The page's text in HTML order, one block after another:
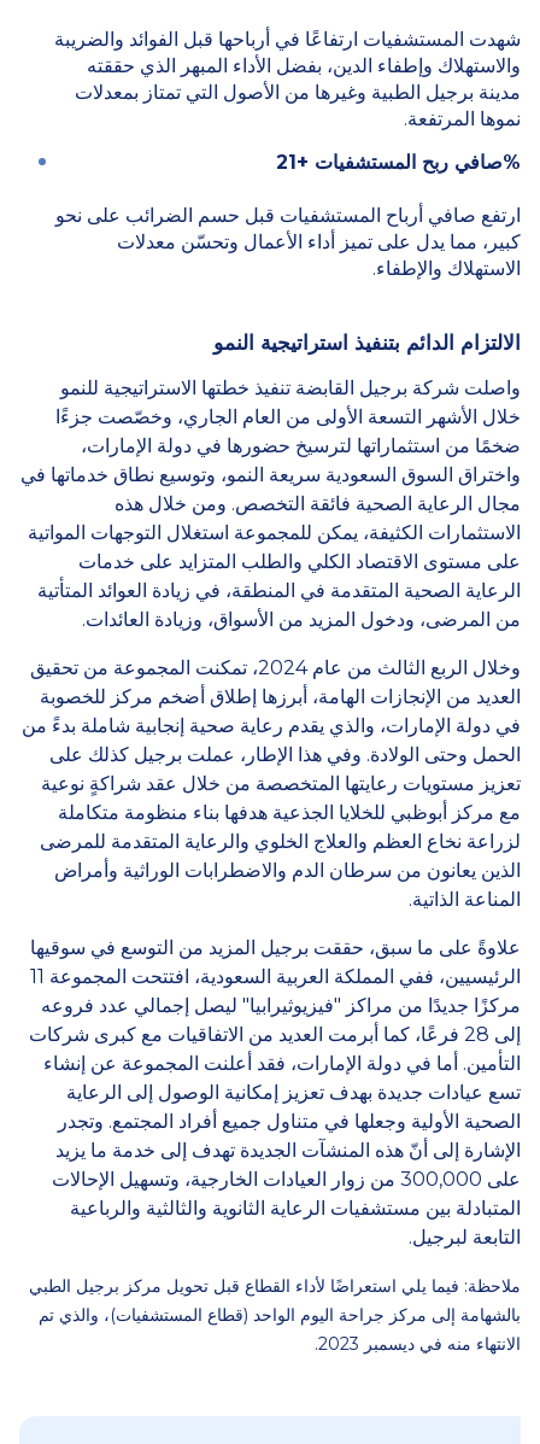
شهدت المستشفيات ارتفاعًا في أرباحها قبل الفوائد والضريبة
والاستهلاك وإطفاء الدين، بفضل الأداء المبهر الذي حققته
مدينة برجيل الطبية وغيرها من الأصول التي تمتاز بمعدلات
نموها المرتفعة.
%صافي ربح المستشفيات +21
ارتفع صافي أرباح المستشفيات قبل حسم الضرائب على نحو
كبير، مما يدل على تميز أداء الأعمال وتحسّن معدلات
الاستهلاك والإطفاء.
الالتزام الدائم بتنفيذ استراتيجية النمو
واصلت شركة برجيل القابضة تنفيذ خطتها الاستراتيجية للنمو
خلال الأشهر التسعة الأولى من العام الجاري، وخصّصت جزءًا
ضخمًا من استثماراتها لترسيخ حضورها في دولة الإمارات،
واختراق السوق السعودية سريعة النمو، وتوسيع نطاق خدماتها في
مجال الرعاية الصحية فائقة التخصص. ومن خلال هذه
الاستثمارات الكثيفة، يمكن للمجموعة استغلال التوجهات المواتية
على مستوى الاقتصاد الكلي والطلب المتزايد على خدمات
الرعاية الصحية المتقدمة في المنطقة، في زيادة العوائد المتأتية
من المرضى، ودخول المزيد من الأسواق، وزيادة العائدات.
وخلال الربع الثالث من عام 2024، تمكنت المجموعة من تحقيق
العديد من الإنجازات الهامة، أبرزها إطلاق أضخم مركز للخصوبة
في دولة الإمارات، والذي يقدم رعاية صحية إنجابية شاملة بدءً من
الحمل وحتى الولادة. وفي هذا الإطار، عملت برجيل كذلك على
تعزيز مستويات رعايتها المتخصصة من خلال عقد شراكةٍ نوعية
مع مركز أبوظبي للخلايا الجذعية هدفها بناء منظومة متكاملة
لزراعة نخاع العظم والعلاج الخلوي والرعاية المتقدمة للمرضى
الذين يعانون من سرطان الدم والاضطرابات الوراثية وأمراض
المناعة الذاتية.
علاوةً على ما سبق، حققت برجيل المزيد من التوسع في سوقيها
الرئيسيين، ففي المملكة العربية السعودية، افتتحت المجموعة 11
مركزًا جديدًا من مراكز "فيزيوثيرابيا" ليصل إجمالي عدد فروعه
إلى 28 فرعًا، كما أبرمت العديد من الاتفاقيات مع كبرى شركات
التأمين. أما في دولة الإمارات، فقد أعلنت المجموعة عن إنشاء
تسع عيادات جديدة بهدف تعزيز إمكانية الوصول إلى الرعاية
الصحية الأولية وجعلها في متناول جميع أفراد المجتمع. وتجدر
الإشارة إلى أنّ هذه المنشآت الجديدة تهدف إلى خدمة ما يزيد
على 300,000 من زوار العيادات الخارجية، وتسهيل الإحالات
المتبادلة بين مستشفيات الرعاية الثانوية والثالثية والرباعية
التابعة لبرجيل.
ملاحظة: فيما يلي استعراضًا لأداء القطاع قبل تحويل مركز برجيل الطبي
بالشهامة إلى مركز جراحة اليوم الواحد (قطاع المستشفيات)، والذي تم
الانتهاء منه في ديسمبر 2023.